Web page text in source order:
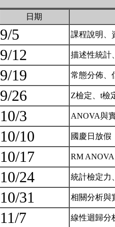
日期
9/5 課程說明、
9/12 描述性統計
9/19 常態分佈、
9/26 Z檢定、t檢
10/3 ANOVA與
10/10 國慶日放假
10/17 RM
10/24 統計檢定力
10/31 相關分析與
11/7 線性迴歸分